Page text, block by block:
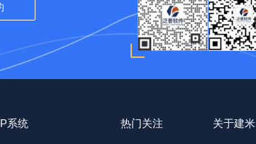
系统 热门关注 关于建米